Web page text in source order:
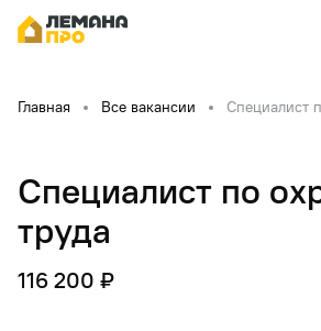
Главная Все вакансии Специалист
Специалист по
труда
116 200 ₽